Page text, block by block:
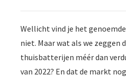
Wellicht vind je het
niet. Maar wat als we zeggen
thuisbatterijen méér dan
van 2022? En dat de markt